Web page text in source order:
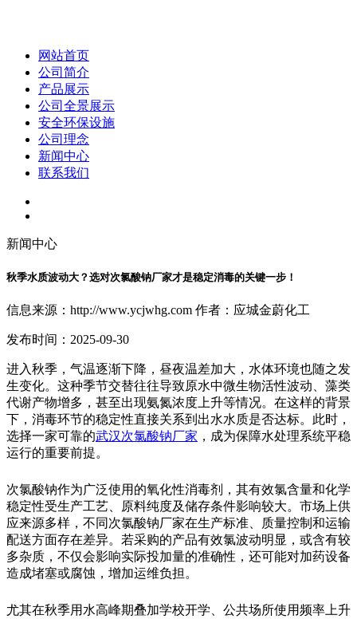
网站首页
公司简介
产品展示
公司全景展示
安全环保设施
公司理念
新闻中心
联系我们
新闻中心
秋季水质波动大？选对次氯酸钠厂家才是稳定消毒的关键一步！
信息来源：http://www.ycjwhg.com 作者：应城金蔚化工
发布时间：2025-09-30
进入秋季，气温逐渐下降，昼夜温差加大，水体环境也随之发
生变化。这种季节交替往往导致原水中微生物活性波动、藻类
代谢产物增多，甚至出现氨氮浓度上升等情况。在这样的背景
下，消毒环节的稳定性直接关系到出水水质是否达标。此时，
选择一家可靠的武汉次氯酸钠厂家 ，成为保障水处理系统平稳
运行的重要前提。
次氯酸钠作为广泛使用的氧化性消毒剂，其有效氯含量和化学
稳定性受生产工艺、原料纯度及储存条件影响较大。市场上供
应来源多样，不同次氯酸钠厂家在生产标准、质量控制和运输
配送方面存在差异。若采购的产品有效氯波动明显，或含有较
多杂质，不仅会影响实际投加量的准确性，还可能对加药设备
造成堵塞或腐蚀，增加运维负担。
尤其在秋季用水高峰期叠加学校开学、公共场所使用频率上升